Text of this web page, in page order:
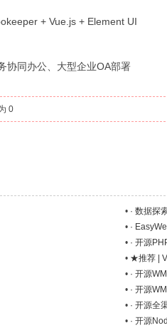
+ Vue.js + Element UI
协同办公、大型企业OA部署
0
• · 数据探
• ·
• · 开源
• ★推荐 |
• · 开源
• · 开源
• · 开源全
• · 开源